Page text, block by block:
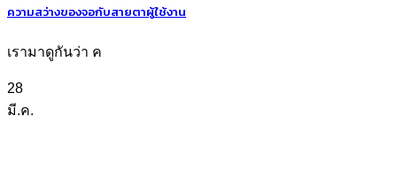
ความสว่างของจอกับสายตาผู้ใช้งาน
เรามาดูกันว่า ค
28
มี.ค.